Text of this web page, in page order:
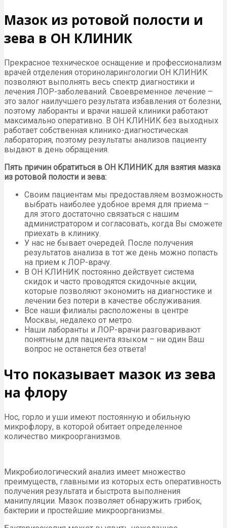
Мазок из ротовой полости и
зева в ОН КЛИНИК
Прекрасное техническое оснащение и профессионализм
врачей отделения оториноларингологии ОН КЛИНИК
позволяют выполнять весь спектр диагностики и
лечения ЛОР-заболеваний. Своевременное лечение –
это залог наилучшего результата избавления от болезни,
поэтому лаборанты и врачи нашей клиники работают
максимально оперативно. В ОН КЛИНИК без выходных
работает собственная клинико-диагностическая
лаборатория, поэтому результаты анализов пациенту
выдают в день обращения.
Пять причин обратиться в ОН КЛИНИК для взятия мазка
из ротовой полости и зева:
Своим пациентам мы предоставляем возможность
выбрать наиболее удобное время для приема –
для этого достаточно связаться с нашим
администратором и согласовать, когда Вы сможете
приехать в клинику.
У нас не бывает очередей. После получения
результатов анализа в тот же день можно попасть
на прием к ЛОР-врачу.
В ОН КЛИНИК постоянно действует система
скидок и часто проводятся скидочные акции,
которые позволяют экономить на диагностике и
лечении без потери в качестве обслуживания.
Все наши филиалы расположены в центре
Москвы, недалеко от метро.
Наши лаборанты и ЛОР-врачи разговаривают
понятным для пациента языком – ни один Ваш
вопрос не останется без ответа!
Что показывает мазок из зева
на флору
Нос, горло и уши имеют постоянную и обильную
микрофлору, в которой обитает определенное
количество микроорганизмов.
Микробиологический анализ имеет множество
преимуществ, главными из которых есть оперативность
получения результата и быстрота выполнения
манипуляции. Мазок позволяет обнаружить грибок,
бактерии и простейшие микроорганизмы.